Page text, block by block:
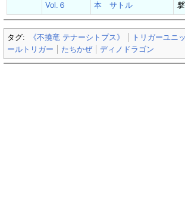
Vol.６
本 サトル
撃
タグ: 《不撓竜 テナーシトプス》 トリガーユニ
ールトリガー
たちかぜ ディノドラゴン